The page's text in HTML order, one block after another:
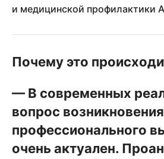
и медицинской профилактики
Почему это
— В современных
вопрос
профессионального
очень актуален.